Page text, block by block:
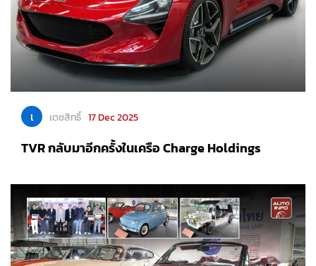
เ เตชสิทธิ์ 17 Dec 2025
TVR กลับมาอีกครั้งในเครือ Charge Holdings